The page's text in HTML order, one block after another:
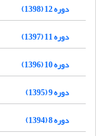
دوره 12 (1398)
دوره 11 (1397)
دوره 10 (1396)
دوره 9 (1395)
دوره 8 (1394)